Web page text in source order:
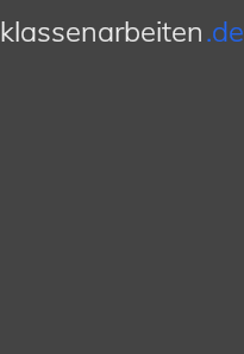
klassenarbeiten.de